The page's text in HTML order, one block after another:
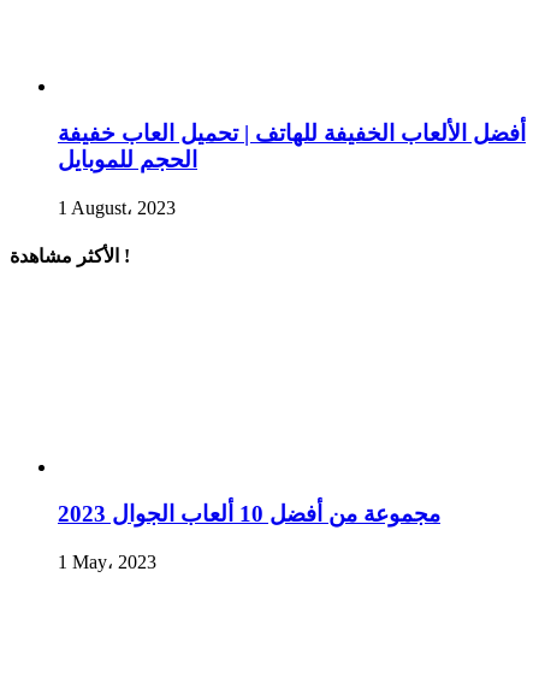
أفضل الألعاب الخفيفة للهاتف | تحميل العاب خفيفة
الحجم للموبايل
1 August، 2023
الأكثر مشاهدة !
مجموعة من أفضل 10 ألعاب الجوال 2023
1 May، 2023